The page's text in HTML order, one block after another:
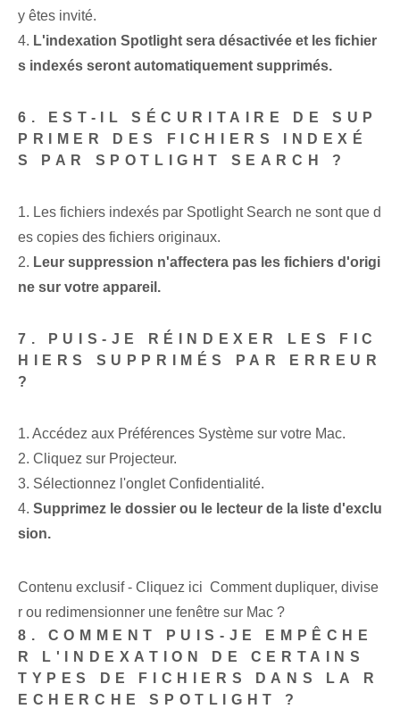
y êtes invité.
4. L'indexation Spotlight sera désactivée et les fichier
s indexés seront automatiquement supprimés.
6. EST-IL SÉCURITAIRE DE SUP
PRIMER DES FICHIERS INDEXÉ
S PAR SPOTLIGHT SEARCH ?
1. Les fichiers indexés par Spotlight Search ne sont que d
es copies des fichiers originaux.
2. Leur suppression n'affectera pas les fichiers d'origi
ne sur votre appareil.
7. PUIS-JE RÉINDEXER LES FIC
HIERS SUPPRIMÉS PAR ERREUR
?
1. Accédez aux Préférences Système sur votre Mac.
2. Cliquez sur Projecteur.
3. Sélectionnez l'onglet Confidentialité.
4. Supprimez le dossier ou le lecteur de la liste d'exclu
sion.
Contenu exclusif - Cliquez ici Comment dupliquer, divise
r ou redimensionner une fenêtre sur Mac ?
8. COMMENT PUIS-JE EMPÊCHE
R L'INDEXATION DE CERTAINS
TYPES DE FICHIERS DANS LA R
ECHERCHE SPOTLIGHT ?